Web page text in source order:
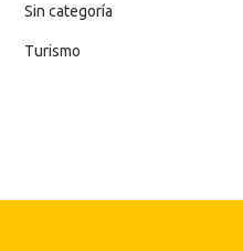
Sin categoría
Turismo